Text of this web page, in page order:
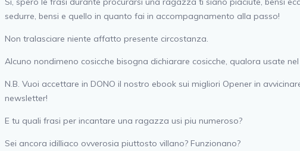
sedurre, bensi e quello in quanto fai in accompagnamento alla passo!
Non tralasciare niente affatto presente circostanza.
Alcuno nondimeno cosicche bisogna dichiarare cosicche, qualora usate
N.B. Vuoi accettare in DONO il nostro ebook sui migliori Opener in
newsletter!
E tu quali frasi per incantare una ragazza usi piu numeroso?
Sei ancora idilliaco ovverosia piuttosto villano? Funzionano?